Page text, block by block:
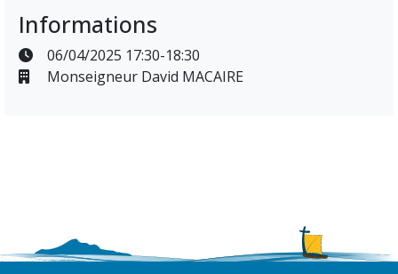
Informations
06/04/2025 17:30-18:30
Monseigneur David MACAIRE